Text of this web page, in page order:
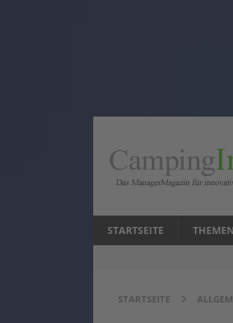
STARTSEITE THEMEN
STARTSEITE